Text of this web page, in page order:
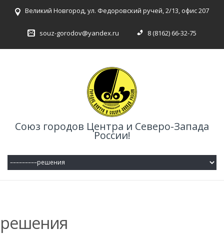
Великий Новгород, ул. Федоровский ручей, 2/13, офис 207
souz-gorodov@yandex.ru 8 (8162) 66-32-75
Союз городов Центра и Северо-Запада
России!
решения